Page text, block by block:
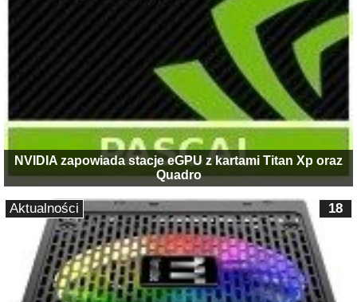
NVIDIA zapowiada stacje eGPU z kartami Titan Xp oraz
Quadro
18
Aktualności